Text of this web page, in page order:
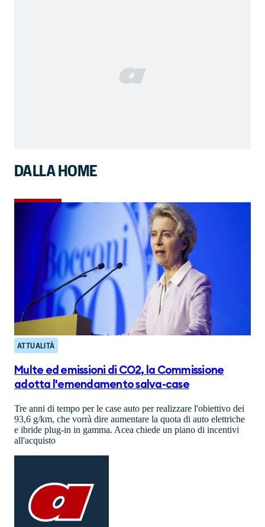
DALLA HOME
ATTUALITÀ
Multe ed emissioni di CO2, la Commissione
adotta l'emendamento salva-case
Tre anni di tempo per le case auto per realizzare l'obiettivo dei
93,6 g/km, che vorrà dire aumentare la quota di auto elettriche
e ibride plug-in in gamma. Acea chiede un piano di incentivi
all'acquisto